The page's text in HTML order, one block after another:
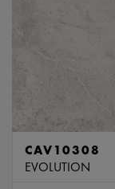
CAV10308
EVOLUTION